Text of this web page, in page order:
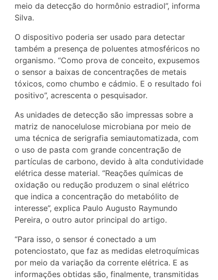
meio da detecção do hormônio estradiol”, informa
Silva.
O dispositivo poderia ser usado para detectar
também a presença de poluentes atmosféricos no
organismo. “Como prova de conceito, expusemos
o sensor a baixas de concentrações de metais
tóxicos, como chumbo e cádmio. E o resultado foi
positivo”, acrescenta o pesquisador.
As unidades de detecção são impressas sobre a
matriz de nanocelulose microbiana por meio de
uma técnica de serigrafia semiautomatizada, com
o uso de pasta com grande concentração de
partículas de carbono, devido à alta condutividade
elétrica desse material. “Reações químicas de
oxidação ou redução produzem o sinal elétrico
que indica a concentração do metabólito de
interesse”, explica Paulo Augusto Raymundo
Pereira, o outro autor principal do artigo.
“Para isso, o sensor é conectado a um
potenciostato, que faz as medidas eletroquímicas
por meio da variação da corrente elétrica. E as
informações obtidas são, finalmente, transmitidas